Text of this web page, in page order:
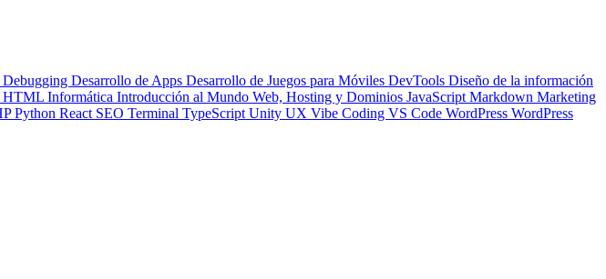
Debugging Desarrollo de Apps Desarrollo de Juegos para Móviles DevTools Diseño de la información
HTML Informática Introducción al Mundo Web, Hosting y Dominios JavaScript Markdown Marketing
Python React SEO Terminal TypeScript Unity UX Vibe Coding VS Code WordPress WordPress